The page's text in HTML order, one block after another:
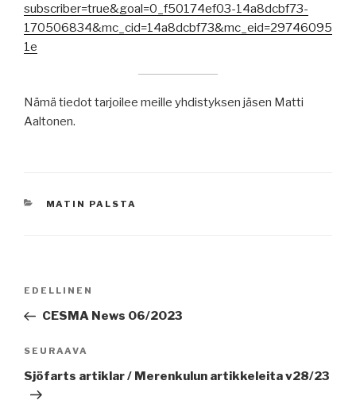
subscriber=true&goal=0_f50174ef03-14a8dcbf73-
170506834&mc_cid=14a8dcbf73&mc_eid=29746095
1e
Nämä tiedot tarjoilee meille yhdistyksen jäsen Matti
Aaltonen.
KATEGORIAT
MATIN PALSTA
Edellinen
artikkeli
EDELLINEN
CESMA News 06/2023
Seuraava
artikkeli
SEURAAVA
Sjöfarts artiklar / Merenkulun artikkeleita v28/23